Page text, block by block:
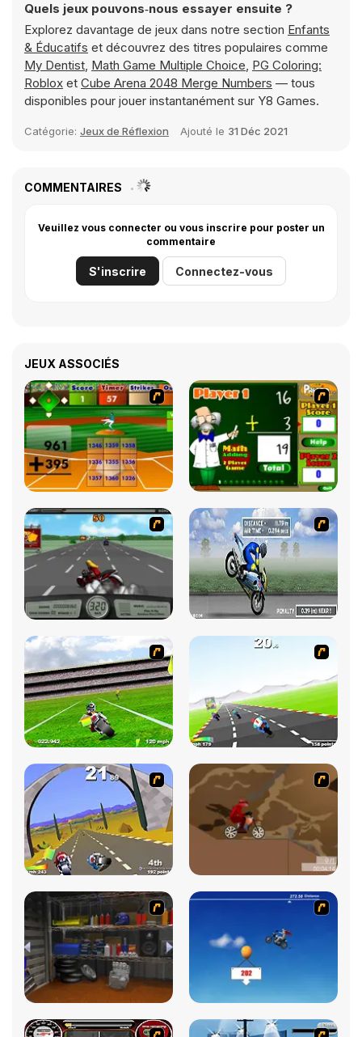
Quels jeux pouvons‑nous essayer ensuite ?
Explorez davantage de jeux dans notre section Enfants
& Éducatifs et découvrez des titres populaires comme
My Dentist, Math Game Multiple Choice, PG Coloring:
Roblox et Cube Arena 2048 Merge Numbers — tous
disponibles pour jouer instantanément sur Y8 Games.
Catégorie: Jeux de Réflexion Ajouté le 31 Déc 2021
COMMENTAIRES
Veuillez vous connecter ou vous inscrire pour poster un
commentaire
S'inscrire Connectez-vous
JEUX ASSOCIÉS